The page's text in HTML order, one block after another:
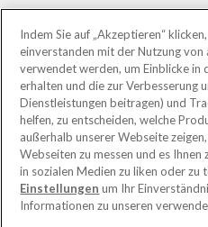
©
Eingetragener Firmensitz: 2nd Floor
Richmond, United
AttractionTickets.com is a trading
the owners of UK Trademark
Registered in England with
Indem Sie auf „Akzeptieren“
einverstanden mit der Nutzung von
verwendet werden, um Einblicke in
erhalten und die zur Verbesserung
Dienstleistungen beitragen) und
helfen, zu entscheiden, welche
außerhalb unserer Webseite
Webseiten zu messen und es
in sozialen Medien zu liken oder zu
Einstellungen um Ihr
Informationen zu unseren